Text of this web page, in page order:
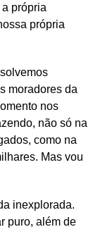
própria
própria
moradores da
nos
não só na
como na
Mas vou
inexplorada.
puro, além de